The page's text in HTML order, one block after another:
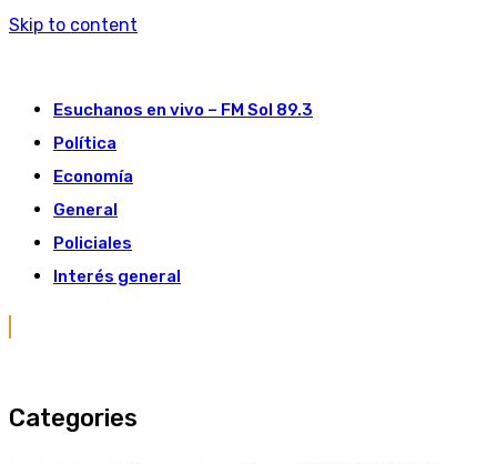
Skip to content
Esuchanos en vivo – FM Sol 89.3
Política
Economía
General
Policiales
Interés general
Categories